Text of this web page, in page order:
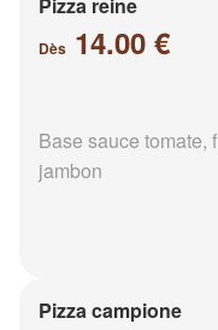
Pizza reine
Dès 14.00 €
Base sauce tomate,
jambon
Pizza campione